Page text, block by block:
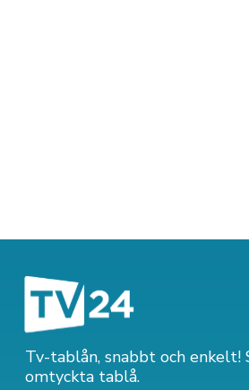
Tv-tablån, snabbt och enkelt!
omtyckta tablå.